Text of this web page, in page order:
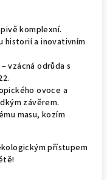
komplexní.
historií a inovativním
vzácná odrůda s
ovoce a
závěrem.
masu, kozím
přístupem